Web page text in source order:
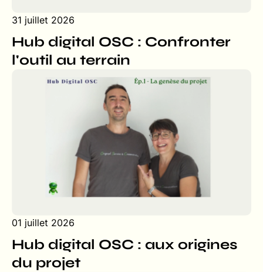
31 juillet 2026
Hub digital OSC : Confronter
l'outil au terrain
01 juillet 2026
Hub digital OSC : aux origines
du projet